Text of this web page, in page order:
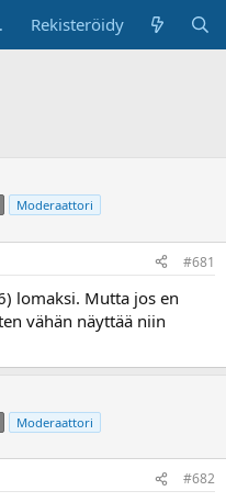
Rekisteröidy
Moderaattori
#681
lomaksi. Mutta jos en
vähän näyttää niin
Moderaattori
#682